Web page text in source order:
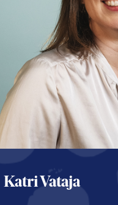
Katri Vataja